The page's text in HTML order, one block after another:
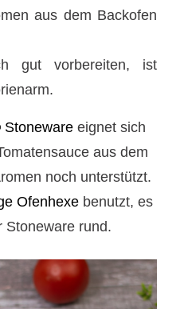
aus dem Backofen
gut vorbereiten, ist
eignet sich
aus dem
noch unterstützt.
Ofenhexe benutzt, es
Stoneware rund.